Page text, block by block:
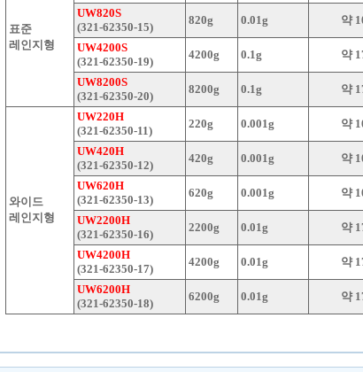
표준
레인지형
UW820S
(321-62350-15)
820g 0.01g 약
UW4200S
(321-62350-19)
4200g 0.1g 약
UW8200S
(321-62350-20)
8200g 0.1g 약
와이드
레인지형
UW220H
(321-62350-11)
220g 0.001g 약
UW420H
(321-62350-12)
420g 0.001g 약
UW620H
(321-62350-13)
620g 0.001g 약
UW2200H
(321-62350-16)
2200g 0.01g 약
UW4200H
(321-62350-17)
4200g 0.01g 약
UW6200H
(321-62350-18)
6200g 0.01g 약